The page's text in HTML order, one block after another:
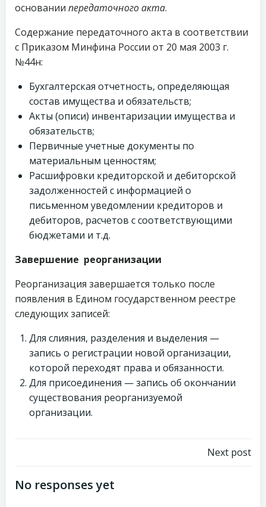
основании передаточного акта.
Содержание передаточного акта в соответствии
с Приказом Минфина России от 20 мая 2003 г.
№44н:
Бухгалтерская отчетность, определяющая
состав имущества и обязательств;
Акты (описи) инвентаризации имущества и
обязательств;
Первичные учетные документы по
материальным ценностям;
Расшифровки кредиторской и дебиторской
задолженностей с информацией о
письменном уведомлении кредиторов и
дебиторов, расчетов с соответствующими
бюджетами и т.д.
Завершение реорганизации
Реорганизация завершается только после
появления в Едином государственном реестре
следующих записей:
Для слияния, разделения и выделения —
запись о регистрации новой организации,
которой переходят права и обязанности.
Для присоединения — запись об окончании
существования реорганизуемой
организации.
Навигация
Next post
No responses yet